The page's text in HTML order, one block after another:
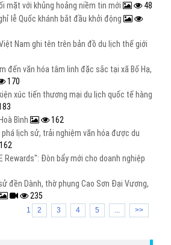
mặt với khủng hoảng niềm tin mới
48
lễ Quốc khánh bắt đầu khởi động
Nam ghi tên trên bản đồ du lịch thế giới
đến văn hóa tâm linh đặc sắc tại xã Bố Hạ,
170
kiện xúc tiến thương mại du lịch quốc tế hàng
Bình
162
phá lịch sử, trải nghiệm văn hóa được du
Rewards": Đòn bẩy mới cho doanh nghiệp
đền Dành, thờ phụng Cao Sơn Đại Vương,
235
1 2 3 4 5 ... >>